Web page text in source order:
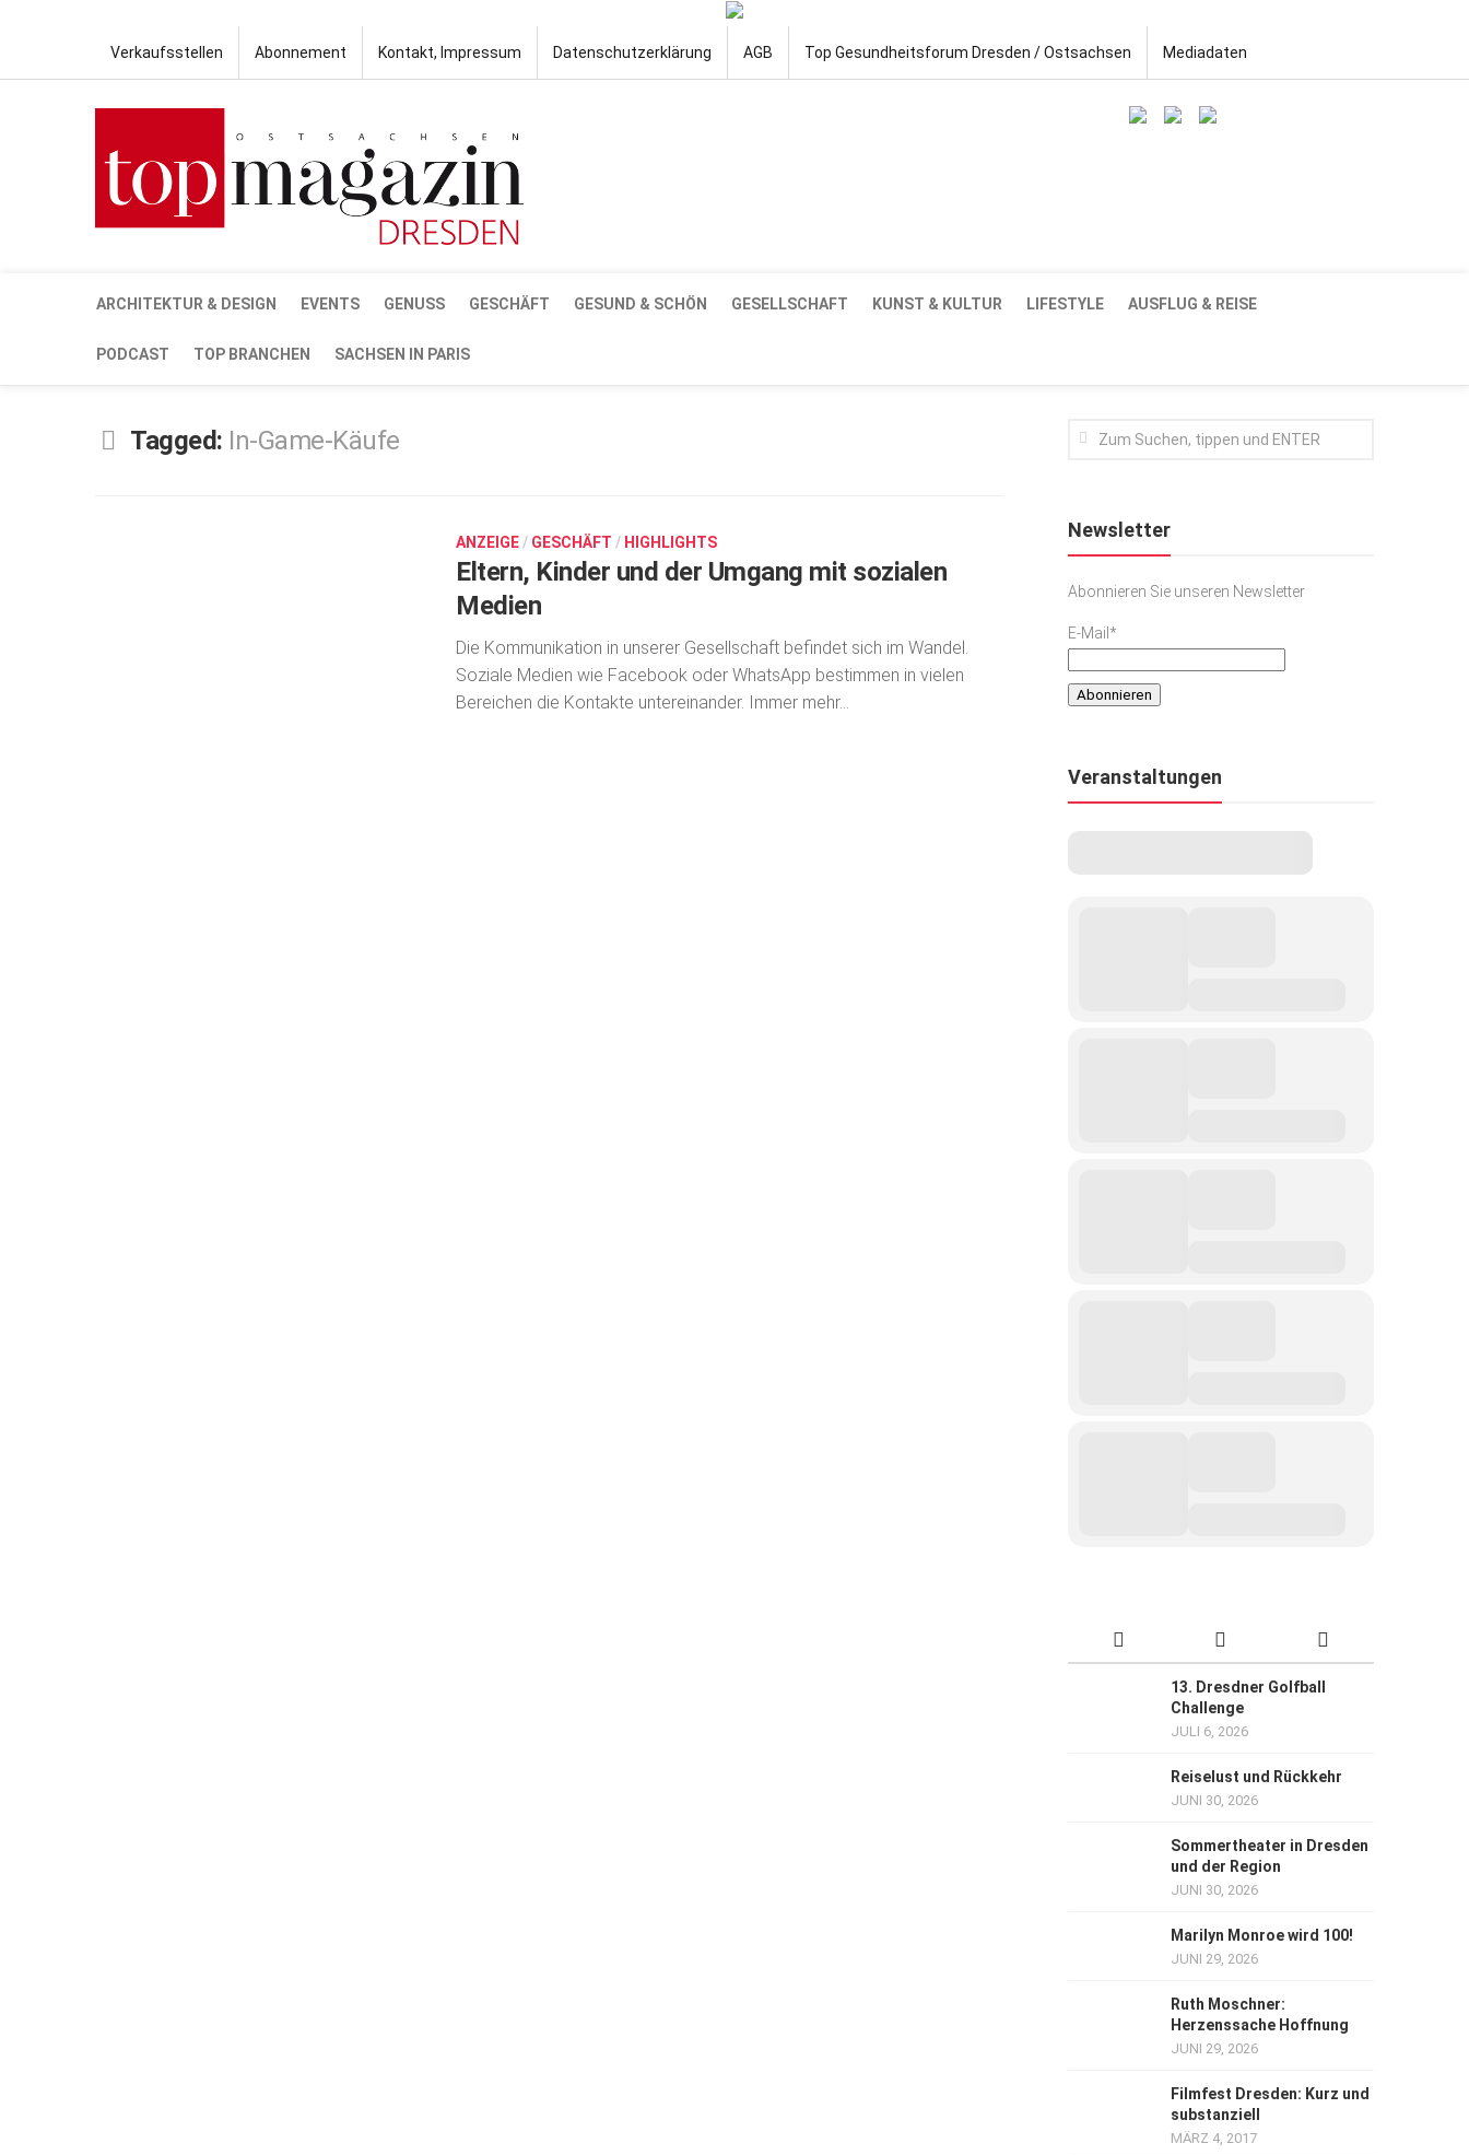
Verkaufsstellen Abonnement Kontakt, Impressum Datenschutzerklärung AGB Top Gesundheitsforum Dresden / Ostsachsen Mediadaten
ARCHITEKTUR & DESIGN EVENTS GENUSS GESCHÄFT GESUND & SCHÖN GESELLSCHAFT KUNST & KULTUR LIFESTYLE AUSFLUG & REISE
PODCAST TOP BRANCHEN SACHSEN IN PARIS
Tagged: In-Game-Käufe
ANZEIGE / GESCHÄFT / HIGHLIGHTS
Eltern, Kinder und der Umgang mit sozialen
Medien
Die Kommunikation in unserer Gesellschaft befindet sich im Wandel.
Soziale Medien wie Facebook oder WhatsApp bestimmen in vielen
Bereichen die Kontakte untereinander. Immer mehr...
Newsletter
Abonnieren Sie unseren Newsletter
E-Mail*
Veranstaltungen
13. Dresdner Golfball
Challenge
JULI 6, 2026
Reiselust und Rückkehr
JUNI 30, 2026
Sommertheater in Dresden
und der Region
JUNI 30, 2026
Marilyn Monroe wird 100!
JUNI 29, 2026
Ruth Moschner:
Herzenssache Hoffnung
JUNI 29, 2026
Filmfest Dresden: Kurz und
substanziell
MÄRZ 4, 2017